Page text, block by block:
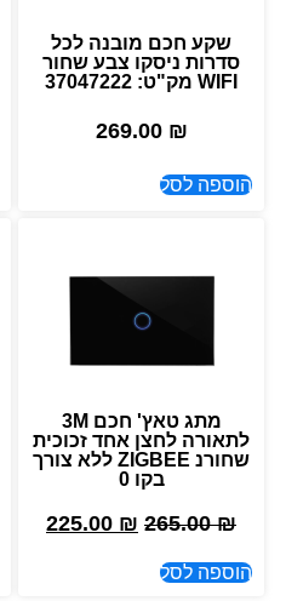
שקע חכם מובנה לכל
סדרות ניסקו צבע שחור
WIFI מק"ט: 37047222
269.00 ₪
הוספה לסל
מתג טאץ' חכם 3M
לתאורה לחצן אחד זכוכית
שחורנ ZIGBEE ללא צורך
בקו 0
265.00₪
225.00 ₪
הוספה לסל